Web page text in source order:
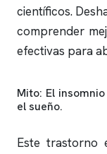
científicos.
comprender
efectivas para
Mito: El insomnio
el sueño.
Este trastorno